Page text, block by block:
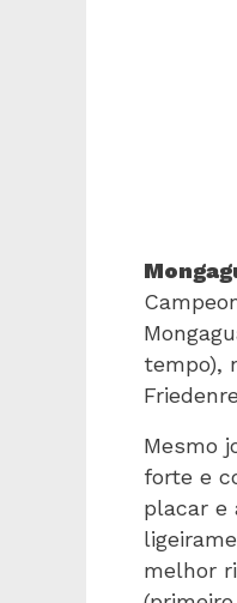
tempo),
Mesmo
forte e
placar e
melhor